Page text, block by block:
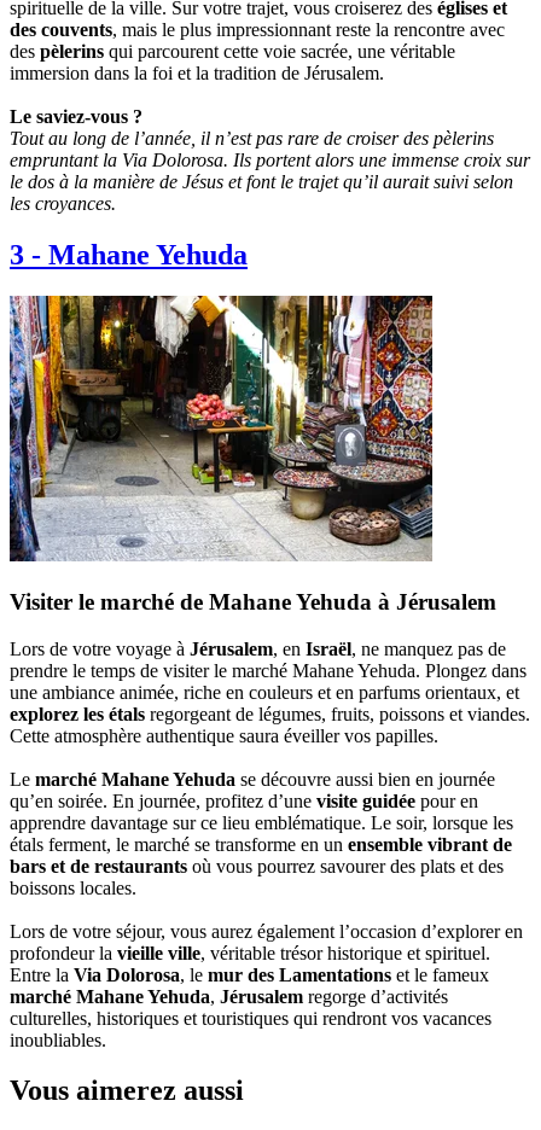
spirituelle de la ville. Sur votre trajet, vous croiserez des églises et
des couvents, mais le plus impressionnant reste la rencontre avec
des pèlerins qui parcourent cette voie sacrée, une véritable
immersion dans la foi et la tradition de Jérusalem.
Le saviez-vous ?
Tout au long de l’année, il n’est pas rare de croiser des pèlerins
empruntant la Via Dolorosa. Ils portent alors une immense croix sur
le dos à la manière de Jésus et font le trajet qu’il aurait suivi selon
les croyances.
3 - Mahane Yehuda
Visiter le marché de Mahane Yehuda à Jérusalem
Lors de votre voyage à Jérusalem, en Israël, ne manquez pas de
prendre le temps de visiter le marché Mahane Yehuda. Plongez dans
une ambiance animée, riche en couleurs et en parfums orientaux, et
explorez les étals regorgeant de légumes, fruits, poissons et viandes.
Cette atmosphère authentique saura éveiller vos papilles.
Le marché Mahane Yehuda se découvre aussi bien en journée
qu’en soirée. En journée, profitez d’une visite guidée pour en
apprendre davantage sur ce lieu emblématique. Le soir, lorsque les
étals ferment, le marché se transforme en un ensemble vibrant de
bars et de restaurants où vous pourrez savourer des plats et des
boissons locales.
Lors de votre séjour, vous aurez également l’occasion d’explorer en
profondeur la vieille ville, véritable trésor historique et spirituel.
Entre la Via Dolorosa, le mur des Lamentations et le fameux
marché Mahane Yehuda, Jérusalem regorge d’activités
culturelles, historiques et touristiques qui rendront vos vacances
inoubliables.
Vous aimerez aussi